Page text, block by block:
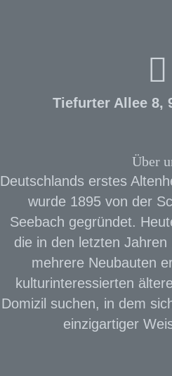
Tiefurter Allee 8,
Über
Deutschlands erstes
wurde 1895 von der
Seebach gegründet.
die in den letzten
mehrere Neubauten
kulturinteressierten
Domizil suchen, in dem
einzigartiger